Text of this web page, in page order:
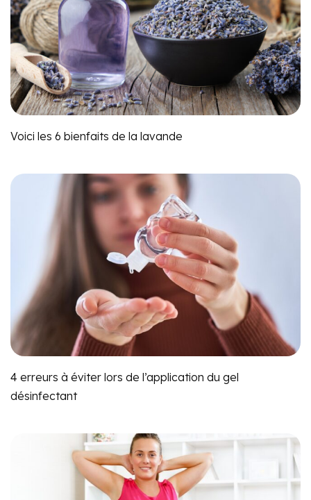
Voici les 6 bienfaits de la lavande
4 erreurs à éviter lors de l’application du gel
désinfectant